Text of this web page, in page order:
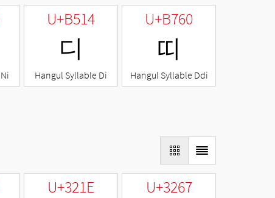
U+B514
디
Hangul Syllable Di
U+B760
띠
Hangul Syllable Ddi
U+321E U+3267